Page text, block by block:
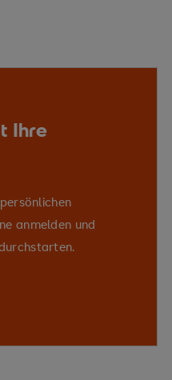
Ihre
anmelden und